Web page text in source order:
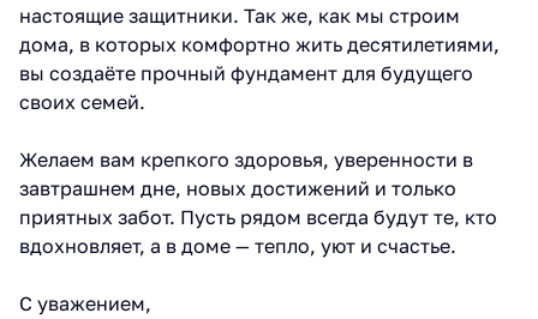
настоящие защитники. Так же, как мы строим
дома, в которых комфортно жить десятилетиями,
вы создаёте прочный фундамент для будущего
своих семей.
Желаем вам крепкого здоровья, уверенности в
завтрашнем дне, новых достижений и только
приятных забот. Пусть рядом всегда будут те, кто
вдохновляет, а в доме — тепло, уют и счастье.
С уважением,